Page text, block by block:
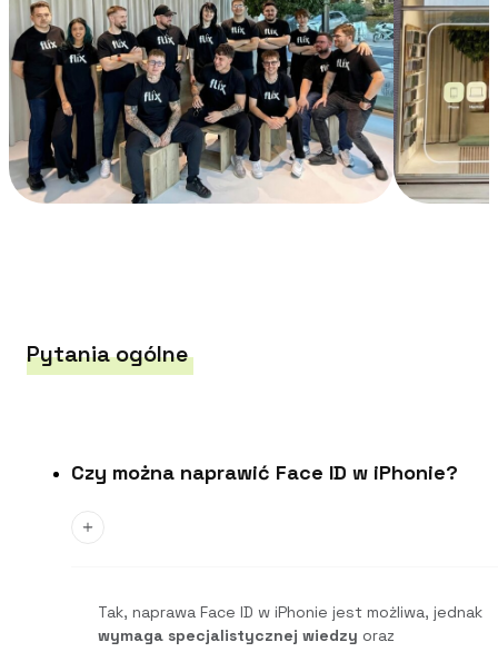
Pytania ogólne
Czy można naprawić Face ID w iPhonie?
Tak, naprawa Face ID w iPhonie jest możliwa, jednak
wymaga specjalistycznej wiedzy oraz